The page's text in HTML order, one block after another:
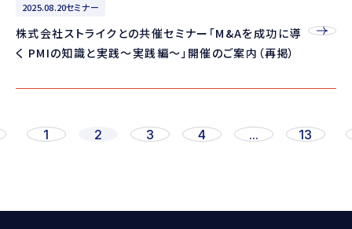
2025.08.20セミナー
株式会社ストライクとの共催セミナー「M&Aを成功に導
く PMIの知識と実践～実践編～」開催のご案内（再掲）
1 2 3 4 ... 13